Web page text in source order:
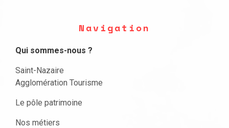
Navigation
Qui sommes-nous ?
Saint-Nazaire
Agglomération Tourisme
Le pôle patrimoine
Nos métiers